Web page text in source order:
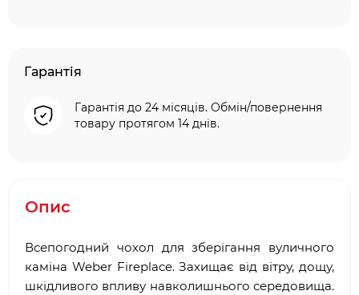
Гарантія
Гарантія до 24 місяців. Обмін/повернення
товару протягом 14 днів.
Опис
Всепогодний чохол для зберігання вуличного
каміна Weber Fireplace. Захищає від вітру, дощу,
шкідливого впливу навколишнього середовища.